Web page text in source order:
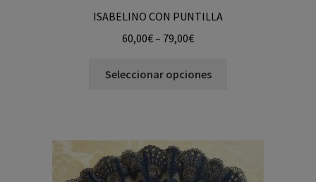
ISABELINO CON PUNTILLA
60,00€– 79,00€
Seleccionar opciones